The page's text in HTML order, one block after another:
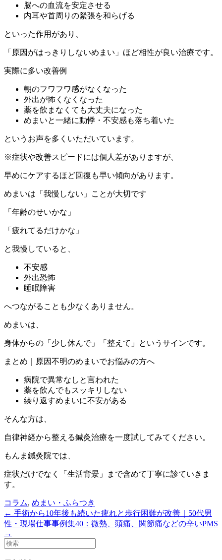
脳への血流を安定させる
内耳や首周りの緊張を和らげる
といった作用があり、
「原因がはっきりしないめまい」ほど相性が良い治療です。
実際に多い改善例
朝のフワフワ感がなくなった
外出が怖くなくなった
薬を飲まなくても大丈夫になった
めまいと一緒に動悸・不安感も落ち着いた
というお声を多くいただいています。
※症状や改善スピードには個人差がありますが、
早めにケアするほど回復も早い傾向があります。
めまいは「我慢しない」ことが大切です
「年齢のせいかな」
「疲れてるだけかな」
と我慢していると、
不安感
外出恐怖
睡眠障害
へつながることも少なくありません。
めまいは、
身体からの「少し休んで」「整えて」というサインです。
まとめ｜原因不明のめまいでお悩みの方へ
病院で異常なしと言われた
薬を飲んでもスッキリしない
繰り返すめまいに不安がある
そんな方は、
自律神経から整える鍼灸治療を一度試してみてください。
もんま鍼灸院では、
症状だけでなく「生活背景」まで含めて丁寧に診ていきま
す。
コラム, めまい・ふらつき
← 手術から10年後も続いた痺れと歩行困難が改善｜50代男
性・現場仕事事例集40：微熱、頭痛、関節痛などの辛いPMS
→